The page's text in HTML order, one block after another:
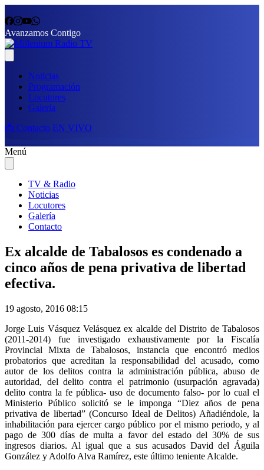
Avanzamos Contigo
Noticias
Programación
Locutores
Galería
📩 Contacto EN VIVO
Menú
TV & Radio
Noticias
Locutores
Galería
Contacto
Ex alcalde de Tabalosos es condenado a
cinco años de pena privativa de libertad
efectiva.
19 agosto, 2016 08:15
Jorge Luis Vásquez Velásquez ex alcalde del Distrito de Tabalosos
(2011-2014) fue investigado exhaustivamente por la Fiscalía
Provincial Mixta de Tabalosos, instancia que encontró medios
probatorios que acreditan la responsabilidad del acusado, como
autor de los delitos contra la administración pública, abuso de
autoridad, del delito contra el patrimonio (usurpación agravada)
delito contra la fe pública- uso de documento falso- por lo cual el
Ministerio Público solicitó se le imponga “Diez años de pena
privativa de libertad” (Concurso Ideal de Delitos) Añadiéndole, la
inhabilitación para ejercer cargo público por el mismo periodo, y al
pago de 300 días de multa a favor del estado del 30% de sus
ingresos diarios. Al igual que a sus acusados David del Águila
González y Adolfo Alva Ramírez, este último teniente Alcalde.